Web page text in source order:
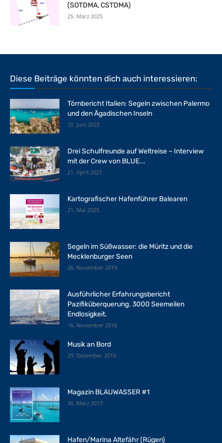
(SOTDMA, CSTDMA)
25. März 2025
Diese Beiträge könnten dich auch interessieren:
Törnbericht Italien: Segeln zwischen Palermo
und den Ägadischen Inseln
10. Juni 2025
Drei Schulfreunde auf Weltreise – Interview
mit der Crew von BLUE...
21. April 2021
Kartografischer Hafenführer Balearen
21. Mai 2025
Segeln im Süßwasser: die Müritz und die
Mecklenburger Seen
26. November 2019
Ausführlicher Erfahrungsbericht
Pazifiküberquerung. 3000 Seemeilen
Endlosigkeit.
16. November 2018
Musik an Bord
29. Dezember 2016
Magazin BLAUWASSER #1
30. März 2017
Hafen/Marina Altefähr (Rügen)